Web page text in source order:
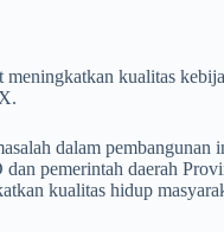
meningkatkan kualitas
dalam pembangunan
pemerintah daerah
kualitas hidup